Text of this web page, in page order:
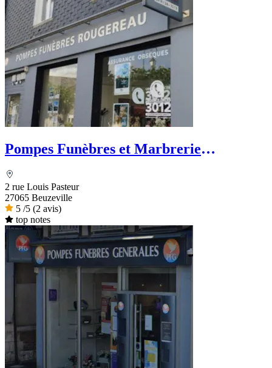
Pompes Funèbres et Marbrerie
2 rue Louis Pasteur
27065 Beuzeville
5 /5 (2 avis)
top notes